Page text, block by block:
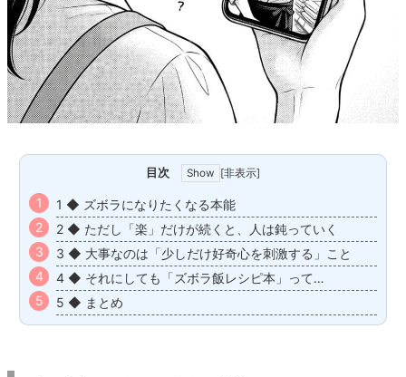
目次 [非表示]
1 ◆ ズボラになりたくなる本能
2 ◆ ただし「楽」だけが続くと、人は鈍っていく
3 ◆ 大事なのは「少しだけ好奇心を刺激する」こと
4 ◆ それにしても「ズボラ飯レシピ本」って…
5 ◆ まとめ